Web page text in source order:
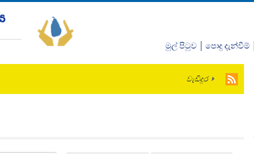
මුල් පිටුව පොදු දැන්වීම්
වැඩිදුර